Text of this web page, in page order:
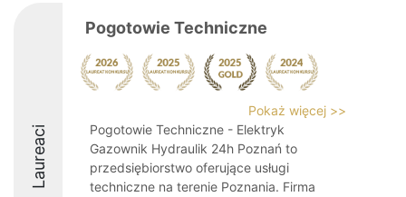
Laureaci
Pogotowie Techniczne
Pokaż więcej >>
Pogotowie Techniczne - Elektryk
Gazownik Hydraulik 24h Poznań to
przedsiębiorstwo oferujące usługi
techniczne na terenie Poznania. Firma